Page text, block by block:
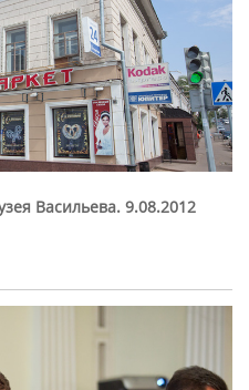
Васильева. 9.08.2012